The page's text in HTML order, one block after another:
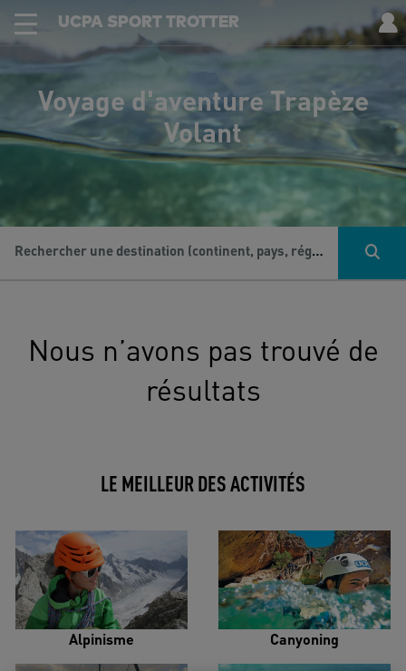
UCPA SPORT TROTTER
Voyage d'aventure Trapèze
Volant
Rechercher une destination (continent, pays, région...), une activité...
Nous n’avons pas trouvé de
résultats
LE MEILLEUR DES ACTIVITÉS
Alpinisme Canyoning